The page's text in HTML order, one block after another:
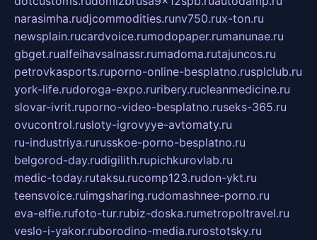
narasimha.rudjcommodities.runv750.rux-ton.ru
newsplain.rucardvoice.rumodopaper.rumanunae.ru
gbget.rualfeihavsalnassr.rumadoma.rutajuncos.ru
petrovkasports.ruporno-online-besplatno.rusplclub.ru
york-life.rudoroga-expo.ruribery.rucleanmedicine.ru
slovar-ivrit.ruporno-video-besplatno.ruseks-365.ru
ovucontrol.rusloty-igrovyye-avtomaty.ru
ru-industriya.rurusskoe-porno-besplatno.ru
belgorod-day.rudigilith.rupichkurovlab.ru
medic-today.rutaksu.rucomp123.rudon-ykt.ru
teensvoice.ruimgsharing.rudomashnee-porno.ru
eva-elfie.rufoto-tur.rubiz-doska.rumetropoltravel.ru
veslo-i-yakor.ruborodino-media.rurostotsky.ru